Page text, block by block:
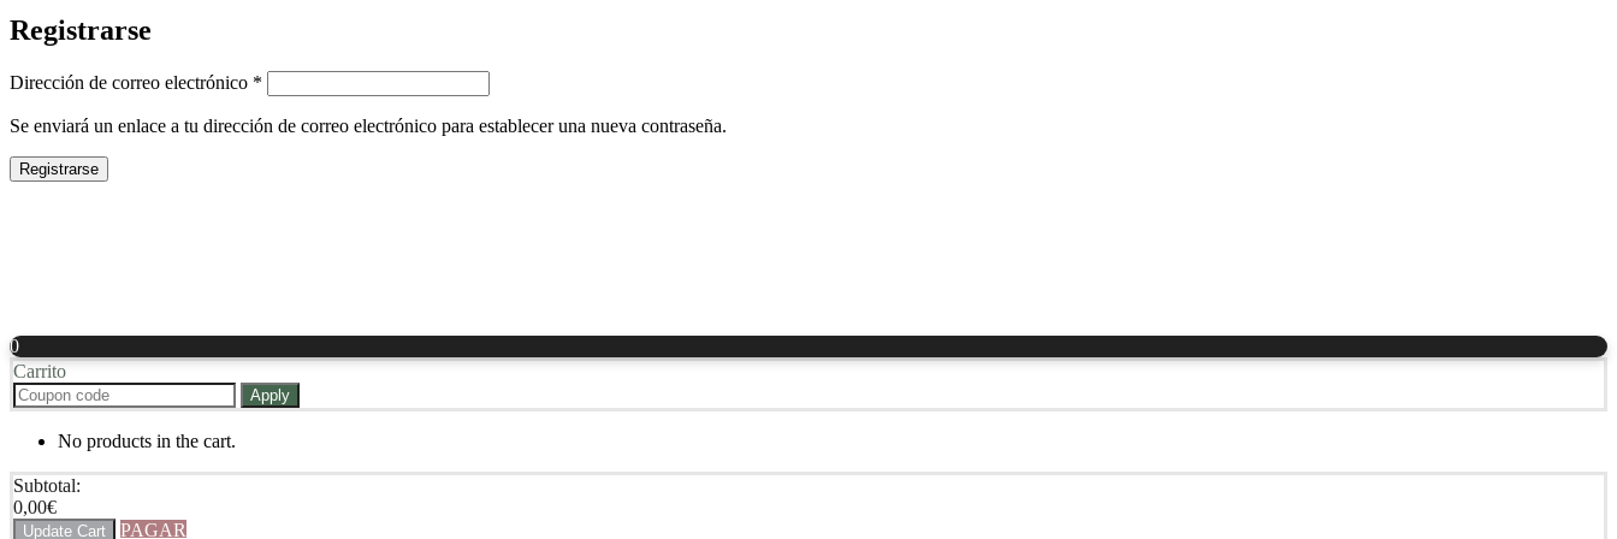
Registrarse
Dirección de correo electrónico *
Se enviará un enlace a tu dirección de correo electrónico para establecer una nueva contraseña.
Registrarse
0
Carrito
Apply
No products in the cart.
Subtotal:
0,00€
Update Cart PAGAR